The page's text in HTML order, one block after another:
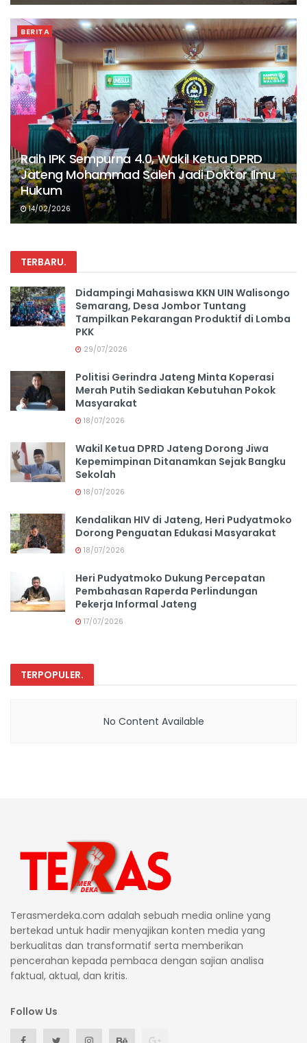
BERITA
Raih IPK Sempurna 4.0, Wakil Ketua DPRD
Jateng Mohammad Saleh Jadi Doktor Ilmu
Hukum
14/02/2026
TERBARU.
Didampingi Mahasiswa KKN UIN Walisongo
Semarang, Desa Jombor Tuntang
Tampilkan Pekarangan Produktif di Lomba
PKK
29/07/2026
Politisi Gerindra Jateng Minta Koperasi
Merah Putih Sediakan Kebutuhan Pokok
Masyarakat
18/07/2026
Wakil Ketua DPRD Jateng Dorong Jiwa
Kepemimpinan Ditanamkan Sejak Bangku
Sekolah
18/07/2026
Kendalikan HIV di Jateng, Heri Pudyatmoko
Dorong Penguatan Edukasi Masyarakat
18/07/2026
Heri Pudyatmoko Dukung Percepatan
Pembahasan Raperda Perlindungan
Pekerja Informal Jateng
17/07/2026
TERPOPULER.
No Content Available
Terasmerdeka.com adalah sebuah media online yang
bertekad untuk hadir menyajikan konten media yang
berkualitas dan transformatif serta memberikan
pencerahan kepada pembaca dengan sajian analisa
faktual, aktual, dan kritis.
Follow Us